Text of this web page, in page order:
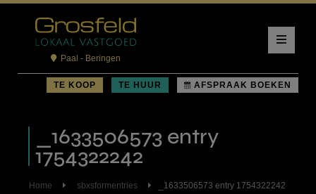
Paal - Beringen
TE KOOP TE HUUR AFSPRAAK BOEKEN
_1633506573 entry
1754322242
Home sbxsformentries _1633506573 entry 1754322242